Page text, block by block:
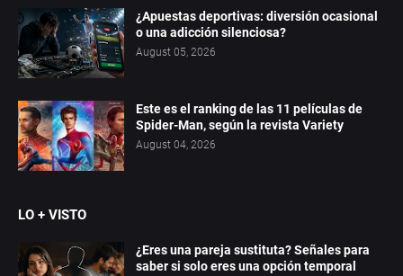
¿Apuestas deportivas: diversión ocasional
o una adicción silenciosa?
August 05, 2026
Este es el ranking de las 11 películas de
Spider-Man, según la revista Variety
August 04, 2026
LO + VISTO
¿Eres una pareja sustituta? Señales para
saber si solo eres una opción temporal